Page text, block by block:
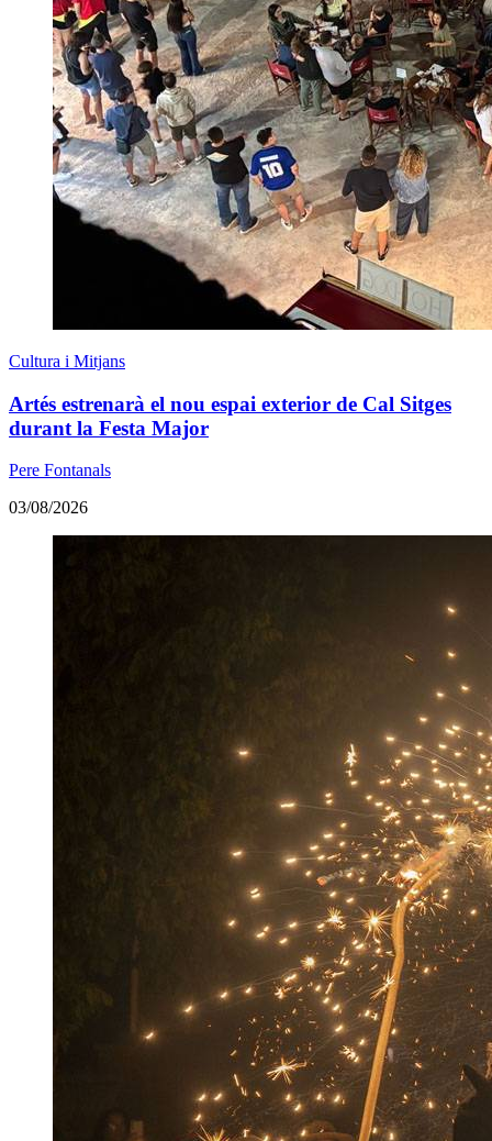
Cultura i Mitjans
Artés estrenarà el nou espai exterior de Cal Sitges
durant la Festa Major
Pere Fontanals
03/08/2026